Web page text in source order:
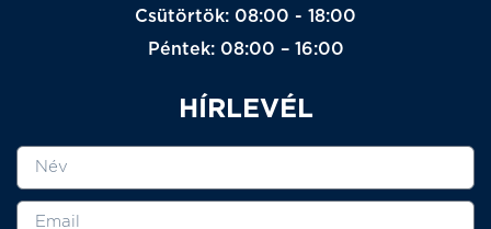
Csütörtök: 08:00 - 18:00
Péntek: 08:00 – 16:00
HÍRLEVÉL